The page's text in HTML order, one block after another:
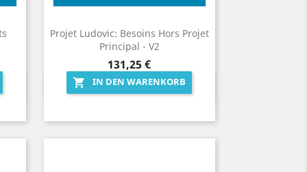
Projet Ludovic: Besoins Hors Projet
Principal - V2
Preis
131,25 €
 IN DEN WARENKORB
Vorschau